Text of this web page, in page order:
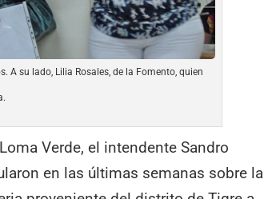
A su lado, Lilia Rosales, de la Fomento, quien
Verde, el intendente Sandro
en las últimas semanas sobre la